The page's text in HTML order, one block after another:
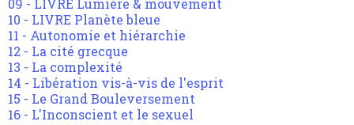
09 - LIVRE Lumière & mouvement
10 - LIVRE Planète bleue
11 - Autonomie et hiérarchie
12 - La cité grecque
13 - La complexité
14 - Libération vis-à-vis de l'esprit
15 - Le Grand Bouleversement
16 - L'Inconscient et le sexuel